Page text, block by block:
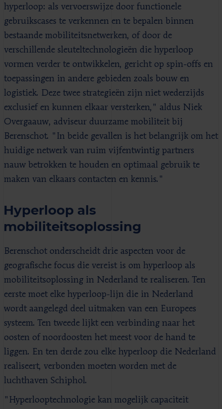
hyperloop: als vervoerswijze door functionele
gebruikscases te verkennen en te bepalen binnen
bestaande mobiliteitsnetwerken, of door de
verschillende sleuteltechnologieën die hyperloop
vormen verder te ontwikkelen, gericht op spin-offs en
toepassingen in andere gebieden zoals bouw en
logistiek. Deze twee strategieën zijn niet wederzijds
exclusief en kunnen elkaar versterken," aldus Niek
Overgaauw, adviseur duurzame mobiliteit bij
Berenschot. "In beide gevallen is het belangrijk om het
huidige netwerk van ruim vijfentwintig partners
nauw betrokken te houden en optimaal gebruik te
maken van elkaars contacten en kennis."
Hyperloop als
mobiliteitsoplossing
Berenschot onderscheidt drie aspecten voor de
geografische focus die vereist is om hyperloop als
mobiliteitsoplossing in Nederland te realiseren. Ten
eerste moet elke hyperloop-lijn die in Nederland
wordt aangelegd deel uitmaken van een Europees
systeem. Ten tweede lijkt een verbinding naar het
oosten of noordoosten het meest voor de hand te
liggen. En ten derde zou elke hyperloop die Nederland
realiseert, verbonden moeten worden met de
luchthaven Schiphol.
"Hyperlooptechnologie kan mogelijk capaciteit